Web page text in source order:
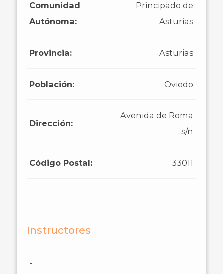
Comunidad
Autónoma:
Principado de
Asturias
Provincia: Asturias
Población: Oviedo
Dirección:
Avenida de Roma
s/n
Código Postal: 33011
Instructores
-